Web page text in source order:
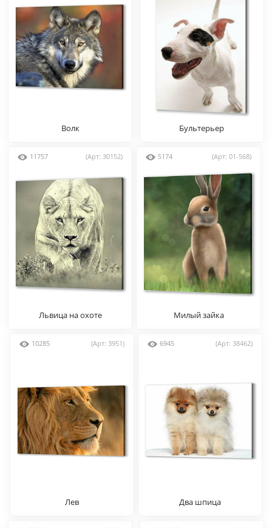
Волк Бультерьер
11757 (Арт: 30152)
Львица на охоте
5174 (Арт: 01-568)
Милый зайка
10285 (Арт: 3951)
Лев
6945 (Арт: 38462)
Два шпица